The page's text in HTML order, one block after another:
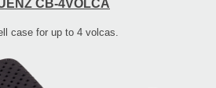
CB-4VOLCA
case for up to 4 volcas.